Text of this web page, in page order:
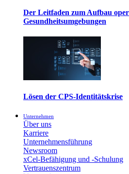
Der Leitfaden zum Aufbau
Gesundheitsumgebungen
Lösen der CPS-Identitätskrise
Unternehmen
Über uns
Karriere
Unternehmensführung
Newsroom
xCel-Befähigung und -Schulung
Vertrauenszentrum